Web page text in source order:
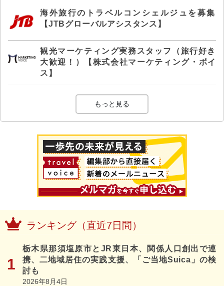
海外旅行のトラベルコンシェルジュを募集
【JTBグローバルアシスタンス】
観光マーケティング実務スタッフ（旅行好き
大歓迎！）【株式会社マーケティング・ボイ
ス】
もっと見る
ランキング（直近7日間）
栃木県那須塩原市とJR東日本、関係人口創出で連
携、二地域居住の実践支援、「ご当地Suica」の検
討も
2026年8月4日